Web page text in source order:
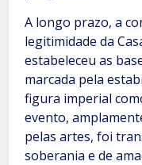
A longo prazo, a
legitimidade da
estabeleceu as
marcada pela
figura imperial
evento,
pelas artes, foi
soberania e de